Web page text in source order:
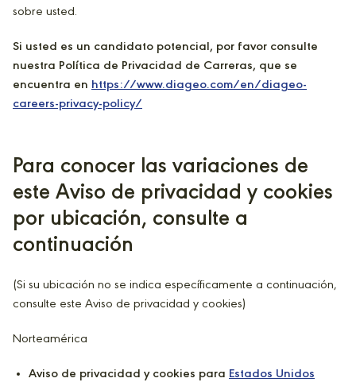
sobre usted.
Si usted es un candidato potencial, por favor consulte
nuestra Política de Privacidad de Carreras, que se
encuentra en https://www.diageo.com/en/diageo-
careers-privacy-policy/
Para conocer las variaciones de
este Aviso de privacidad y cookies
por ubicación, consulte a
continuación
(Si su ubicación no se indica específicamente a continuación,
consulte este Aviso de privacidad y cookies)
Norteamérica
Aviso de privacidad y cookies para Estados Unidos